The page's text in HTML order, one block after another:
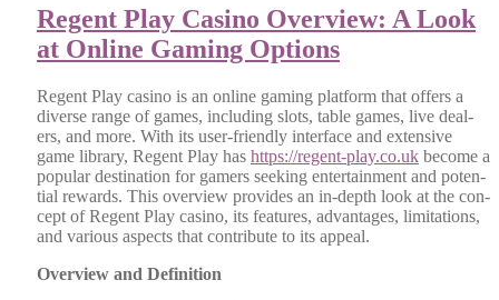
Regent Play Casino Overview: A Look
at Online Gaming Options
Regent Play casi­no is an online gam­ing plat­form that offers a
diverse range of games, includ­ing slots, table games, live deal­
ers, and more. With its user-friend­ly inter­face and exten­sive
game library, Regent Play has https://regent-play.co.uk become a
pop­u­lar des­ti­na­tion for gamers seek­ing enter­tain­ment and poten­
tial rewards. This overview pro­vides an in-depth look at the con­
cept of Regent Play casi­no, its fea­tures, advan­tages, lim­i­ta­tions,
and var­i­ous aspects that con­tribute to its appeal.
Overview and Def­i­n­i­tion